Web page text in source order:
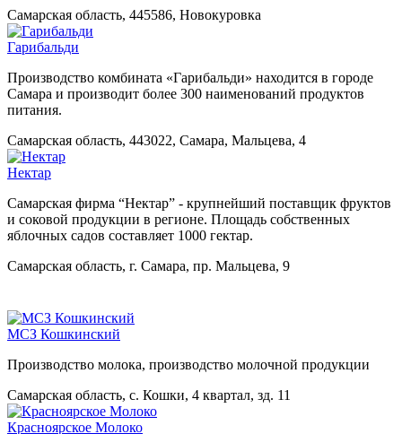
Самарская область, 445586, Новокуровка
Гарибальди
Производство комбината «Гарибальди» находится в городе
Самара и производит более 300 наименований продуктов
питания.
Самарская область, 443022, Самара, Мальцева, 4
Нектар
Самарская фирма “Нектар” - крупнейший поставщик фруктов
и соковой продукции в регионе. Площадь собственных
яблочных садов составляет 1000 гектар.
Самарская область, г. Самара, пр. Мальцева, 9
МСЗ Кошкинский
Производство молока, производство молочной продукции
Самарская область, с. Кошки, 4 квартал, зд. 11
Красноярское Молоко